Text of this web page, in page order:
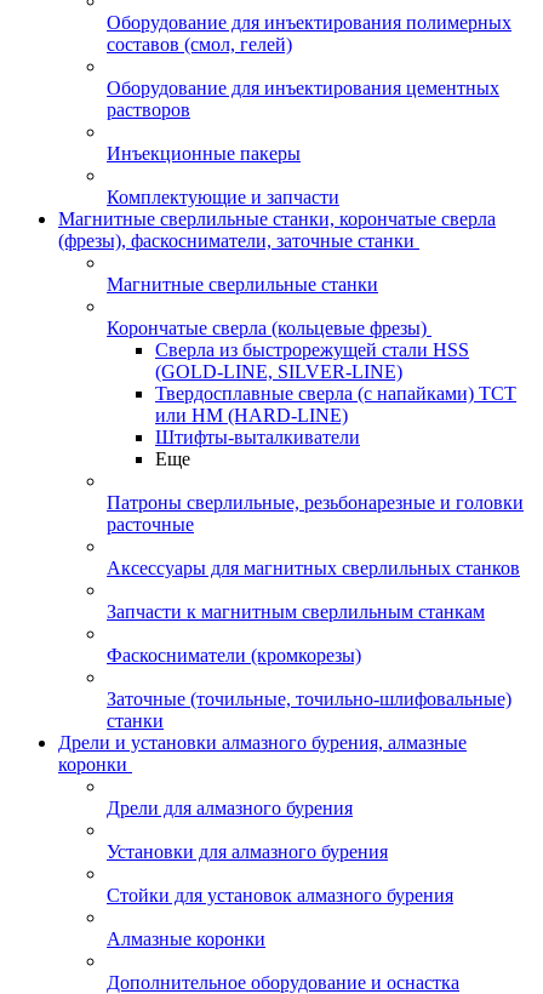
Оборудование для инъектирования полимерных
составов (смол, гелей)
Оборудование для инъектирования цементных
растворов
Инъекционные пакеры
Комплектующие и запчасти
Магнитные сверлильные станки, корончатые сверла
(фрезы), фаскосниматели, заточные станки
Магнитные сверлильные станки
Корончатые сверла (кольцевые фрезы)
Сверла из быстрорежущей стали HSS
(GOLD-LINE, SILVER-LINE)
Твердосплавные сверла (с напайками) ТСТ
или HM (HARD-LINE)
Штифты-выталкиватели
Еще
Патроны сверлильные, резьбонарезные и головки
расточные
Аксессуары для магнитных сверлильных станков
Запчасти к магнитным сверлильным станкам
Фаскосниматели (кромкорезы)
Заточные (точильные, точильно-шлифовальные)
станки
Дрели и установки алмазного бурения, алмазные
коронки
Дрели для алмазного бурения
Установки для алмазного бурения
Стойки для установок алмазного бурения
Алмазные коронки
Дополнительное оборудование и оснастка